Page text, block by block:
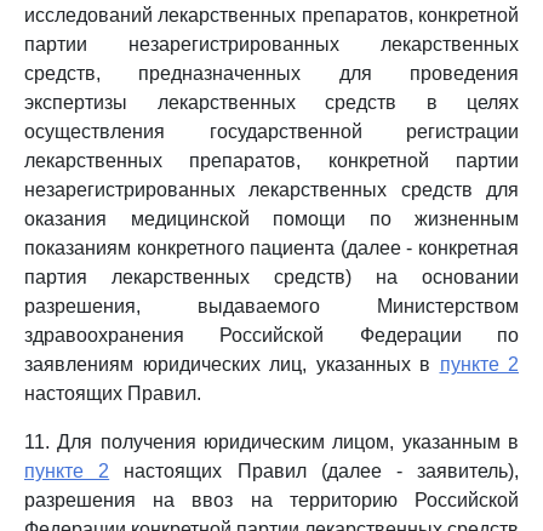
исследований лекарственных препаратов, конкретной
партии незарегистрированных лекарственных
средств, предназначенных для проведения
экспертизы лекарственных средств в целях
осуществления государственной регистрации
лекарственных препаратов, конкретной партии
незарегистрированных лекарственных средств для
оказания медицинской помощи по жизненным
показаниям конкретного пациента (далее - конкретная
партия лекарственных средств) на основании
разрешения, выдаваемого Министерством
здравоохранения Российской Федерации по
заявлениям юридических лиц, указанных в пункте 2
настоящих Правил.
11. Для получения юридическим лицом, указанным в
пункте 2 настоящих Правил (далее - заявитель),
разрешения на ввоз на территорию Российской